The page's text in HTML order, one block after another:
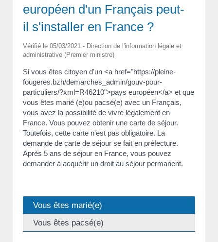
européen d'un Français peut-
il s'installer en France ?
Vérifié le 05/03/2021 - Direction de l'information légale et
administrative (Premier ministre)
Si vous êtes citoyen d'un <a href="https://pleine-
fougeres.bzh/demarches_admin/gouv-pour-
particuliers/?xml=R46210">pays européen</a> et que
vous êtes marié (e)ou pacsé(e) avec un Français,
vous avez la possibilité de vivre légalement en
France. Vous pouvez obtenir une carte de séjour.
Toutefois, cette carte n'est pas obligatoire. La
demande de carte de séjour se fait en préfecture.
Après 5 ans de séjour en France, vous pouvez
demander à acquérir un droit au séjour permanent.
Vous êtes marié(e)
Vous êtes pacsé(e)